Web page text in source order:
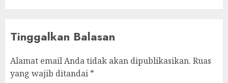
Tinggalkan Balasan
Alamat email Anda tidak akan dipublikasikan. Ruas
yang wajib ditandai *